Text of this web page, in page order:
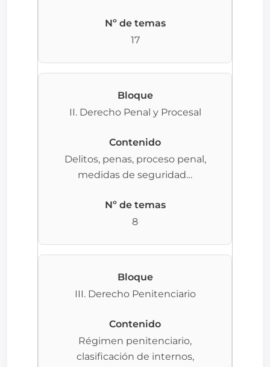
17
II. Derecho Penal y Procesal
Delitos, penas, proceso penal,
medidas de seguridad…
8
III. Derecho Penitenciario
Régimen penitenciario,
clasificación de internos,